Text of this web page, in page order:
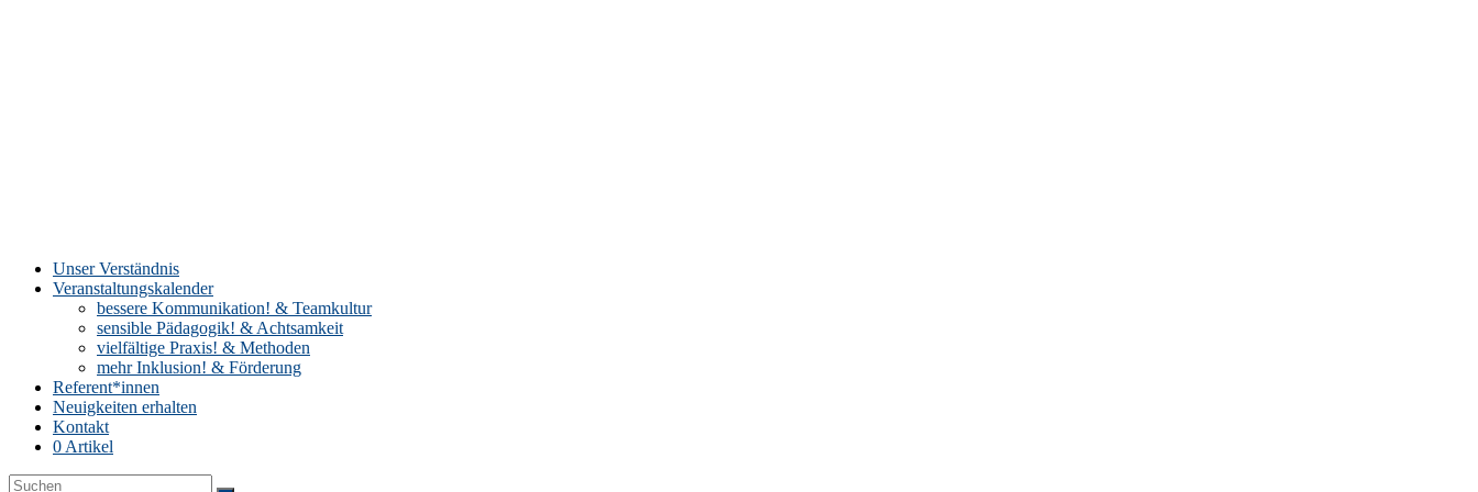
Kolleg
Querwege
Weiterbildungen
QuerWege
Unser Verständnis
Veranstaltungskalender
bessere Kommunikation! & Teamkultur
sensible Pädagogik! & Achtsamkeit
vielfältige Praxis! & Methoden
mehr Inklusion! & Förderung
Referent*innen
Neuigkeiten erhalten
Kontakt
0 Artikel